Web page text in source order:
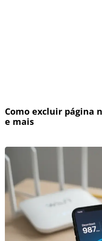
Como excluir página
e mais